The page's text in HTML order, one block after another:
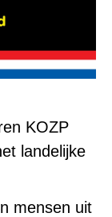
KOZP
landelijke
mensen uit